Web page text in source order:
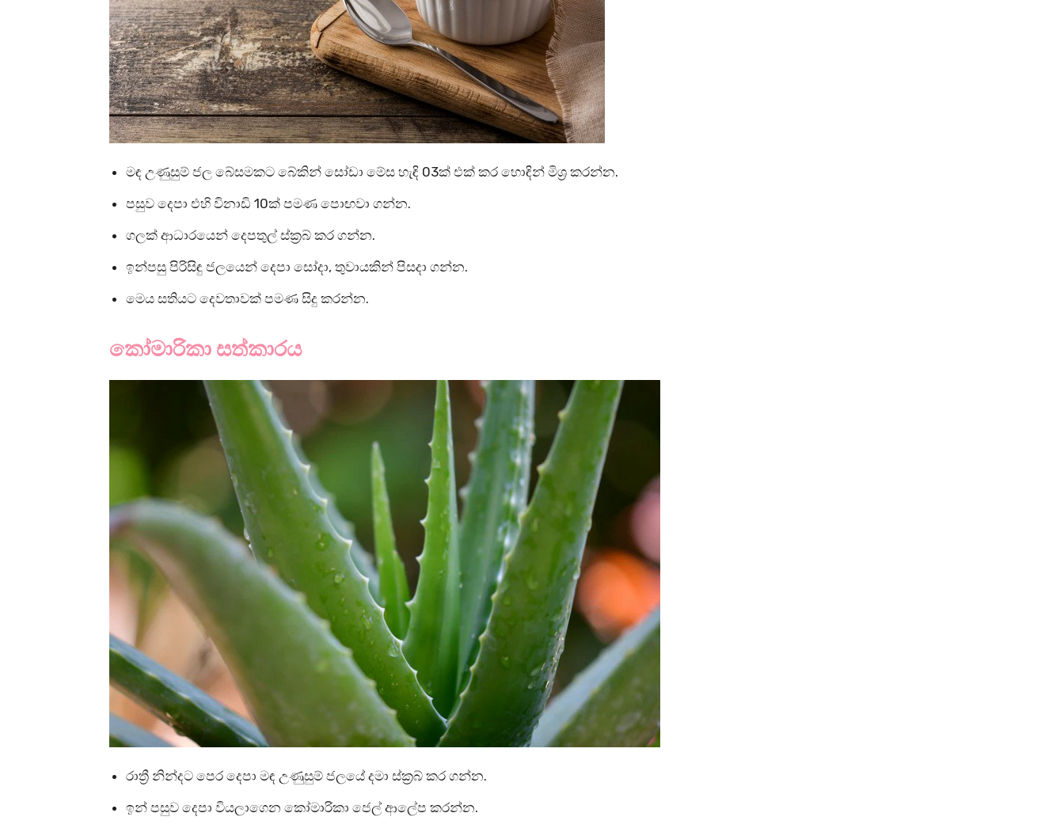
මඳ උණුසුම් ජල බේසමකට බේකින් සෝඩා මේස හැඳි 03ක් එක් කර හොඳින් මිශ්‍ර කරන්න.
පසුව දෙපා එහි විනාඩි 10ක් පමණ පොඟවා ගන්න.
ගලක් ආධාරයෙන් දෙපතුල් ස්ක්‍රබ් කර ගන්න.
ඉන්පසු පිරිසිඳු ජලයෙන් දෙපා සෝදා, තුවායකින් පිසදා ගන්න.
මෙය සතියට දෙවතාවක් පමණ සිදු කරන්න.
කෝමාරිකා සත්කාරය
රාත්‍රී නින්දට පෙර දෙපා මඳ උණුසුම් ජලයේ දමා ස්ක්‍රබ් කර ගන්න.
ඉන් පසුව දෙපා වියලාගෙන කෝමාරිකා ජෙල් ආලේප කරන්න.